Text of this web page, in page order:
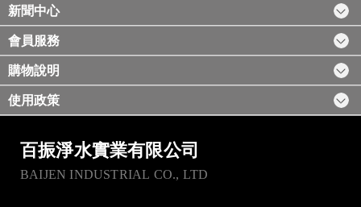
新聞中心
會員服務
購物說明
使用政策
百振淨水實業有限公司
BAIJEN INDUSTRIAL CO., LTD